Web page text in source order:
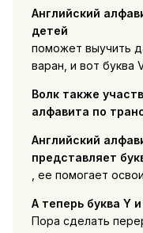
Английский
детей
поможет выучить
варан, и вот буква
Волк также
алфавита по
Английский
представляет
, ее помогает
А теперь буква Y
Пора сделать